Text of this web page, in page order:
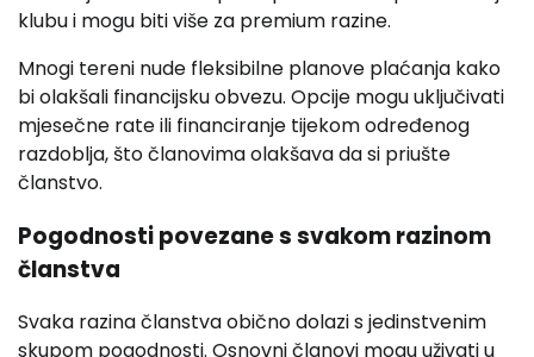
klubu i mogu biti više za premium razine.
Mnogi tereni nude fleksibilne planove plaćanja kako
bi olakšali financijsku obvezu. Opcije mogu uključivati
mjesečne rate ili financiranje tijekom određenog
razdoblja, što članovima olakšava da si priušte
članstvo.
Pogodnosti povezane s svakom razinom
članstva
Svaka razina članstva obično dolazi s jedinstvenim
skupom pogodnosti. Osnovni članovi mogu uživati u